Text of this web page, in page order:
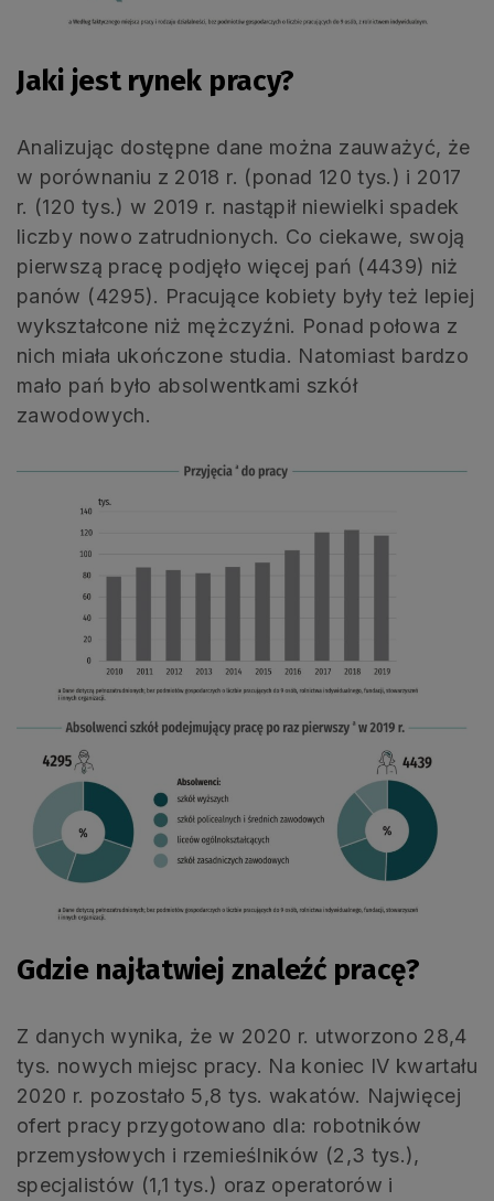
Jaki jest rynek pracy?
Analizując dostępne dane można zauważyć, że
w porównaniu z 2018 r. (ponad 120 tys.) i 2017
r. (120 tys.) w 2019 r. nastąpił niewielki spadek
liczby nowo zatrudnionych. Co ciekawe, swoją
pierwszą pracę podjęło więcej pań (4439) niż
panów (4295). Pracujące kobiety były też lepiej
wykształcone niż mężczyźni. Ponad połowa z
nich miała ukończone studia. Natomiast bardzo
mało pań było absolwentkami szkół
zawodowych.
Gdzie najłatwiej znaleźć pracę?
Z danych wynika, że w 2020 r. utworzono 28,4
tys. nowych miejsc pracy. Na koniec IV kwartału
2020 r. pozostało 5,8 tys. wakatów. Najwięcej
ofert pracy przygotowano dla: robotników
przemysłowych i rzemieślników (2,3 tys.),
specjalistów (1,1 tys.) oraz operatorów i